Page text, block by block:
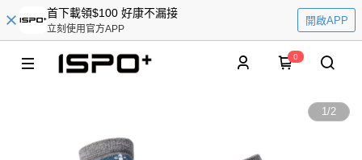
首下載領$100 好康不漏接
立刻使用官方APP
開啟APP
0
1/2